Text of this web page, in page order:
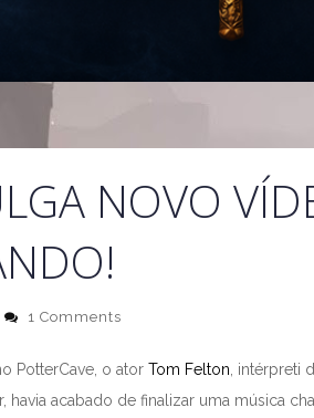
NOVO
1 Comments
PotterCave, o ator Tom Felton , intérpreti
havia acabado de finalizar uma música